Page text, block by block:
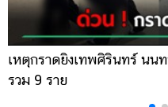
เหตุกราดยิงเทพศิรินทร์ นน
รวม 9 ราย